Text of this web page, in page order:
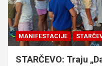
MANIFESTACIJE
STARČEVO: Traju